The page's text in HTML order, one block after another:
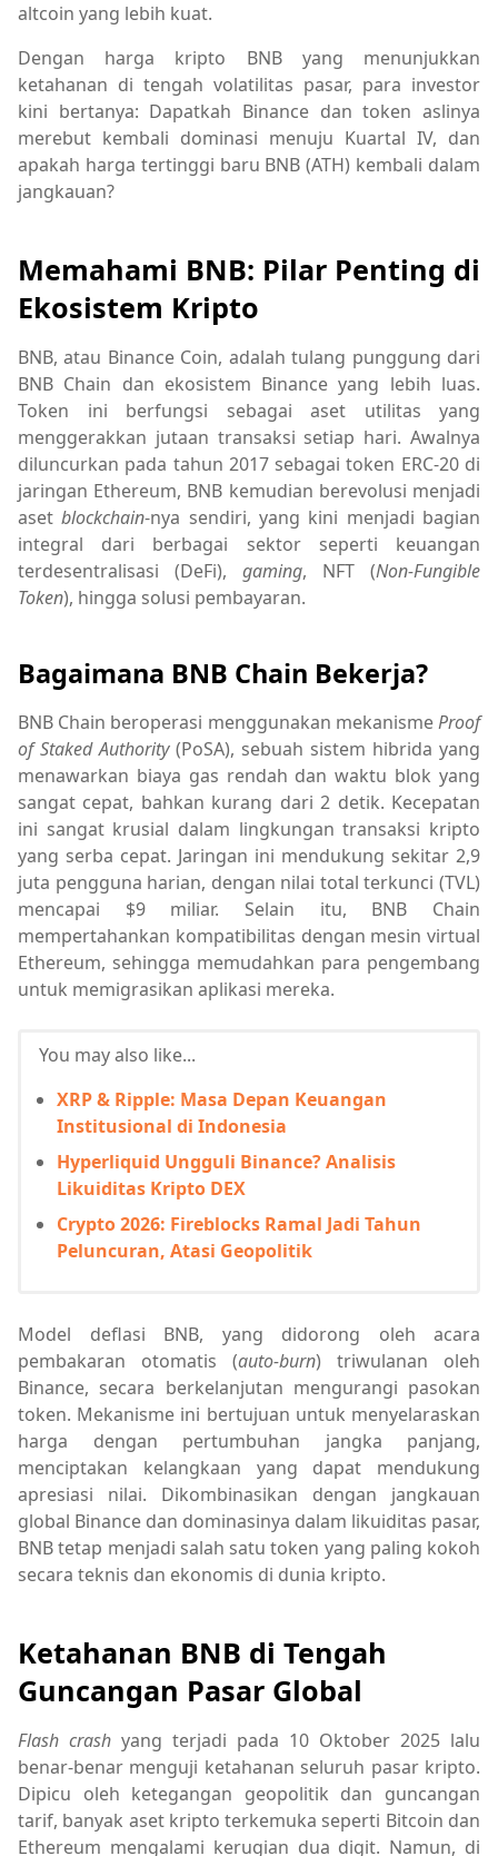
altcoin yang lebih kuat.
Dengan harga kripto BNB yang menunjukkan
ketahanan di tengah volatilitas pasar, para investor
kini bertanya: Dapatkah Binance dan token aslinya
merebut kembali dominasi menuju Kuartal IV, dan
apakah harga tertinggi baru BNB (ATH) kembali dalam
jangkauan?
Memahami BNB: Pilar Penting di
Ekosistem Kripto
BNB, atau Binance Coin, adalah tulang punggung dari
BNB Chain dan ekosistem Binance yang lebih luas.
Token ini berfungsi sebagai aset utilitas yang
menggerakkan jutaan transaksi setiap hari. Awalnya
diluncurkan pada tahun 2017 sebagai token ERC-20 di
jaringan Ethereum, BNB kemudian berevolusi menjadi
asetblockchain-nya sendiri, yang kini menjadi bagian
integral dari berbagai sektor seperti keuangan
terdesentralisasi (DeFi), gaming, NFT (Non-Fungible
Token), hingga solusi pembayaran.
Bagaimana BNB Chain Bekerja?
BNB Chain beroperasi menggunakan mekanismeProof
of Staked Authority(PoSA), sebuah sistem hibrida yang
menawarkan biaya gas rendah dan waktu blok yang
sangat cepat, bahkan kurang dari 2 detik. Kecepatan
ini sangat krusial dalam lingkungan transaksi kripto
yang serba cepat. Jaringan ini mendukung sekitar 2,9
juta pengguna harian, dengan nilai total terkunci (TVL)
mencapai $9 miliar. Selain itu, BNB Chain
mempertahankan kompatibilitas dengan mesin virtual
Ethereum, sehingga memudahkan para pengembang
untuk memigrasikan aplikasi mereka.
You may also like...
XRP & Ripple: Masa Depan Keuangan
Institusional di Indonesia
Hyperliquid Ungguli Binance? Analisis
Likuiditas Kripto DEX
Crypto 2026: Fireblocks Ramal Jadi Tahun
Peluncuran, Atasi Geopolitik
Model deflasi BNB, yang didorong oleh acara
pembakaran otomatis (auto-burn) triwulanan oleh
Binance, secara berkelanjutan mengurangi pasokan
token. Mekanisme ini bertujuan untuk menyelaraskan
harga dengan pertumbuhan jangka panjang,
menciptakan kelangkaan yang dapat mendukung
apresiasi nilai. Dikombinasikan dengan jangkauan
global Binance dan dominasinya dalam likuiditas pasar,
BNB tetap menjadi salah satu token yang paling kokoh
secara teknis dan ekonomis di dunia kripto.
Ketahanan BNB di Tengah
Guncangan Pasar Global
Flash crash yang terjadi pada 10 Oktober 2025 lalu
benar-benar menguji ketahanan seluruh pasar kripto.
Dipicu oleh ketegangan geopolitik dan guncangan
tarif, banyak aset kripto terkemuka seperti Bitcoin dan
Ethereum mengalami kerugian dua digit. Namun, di